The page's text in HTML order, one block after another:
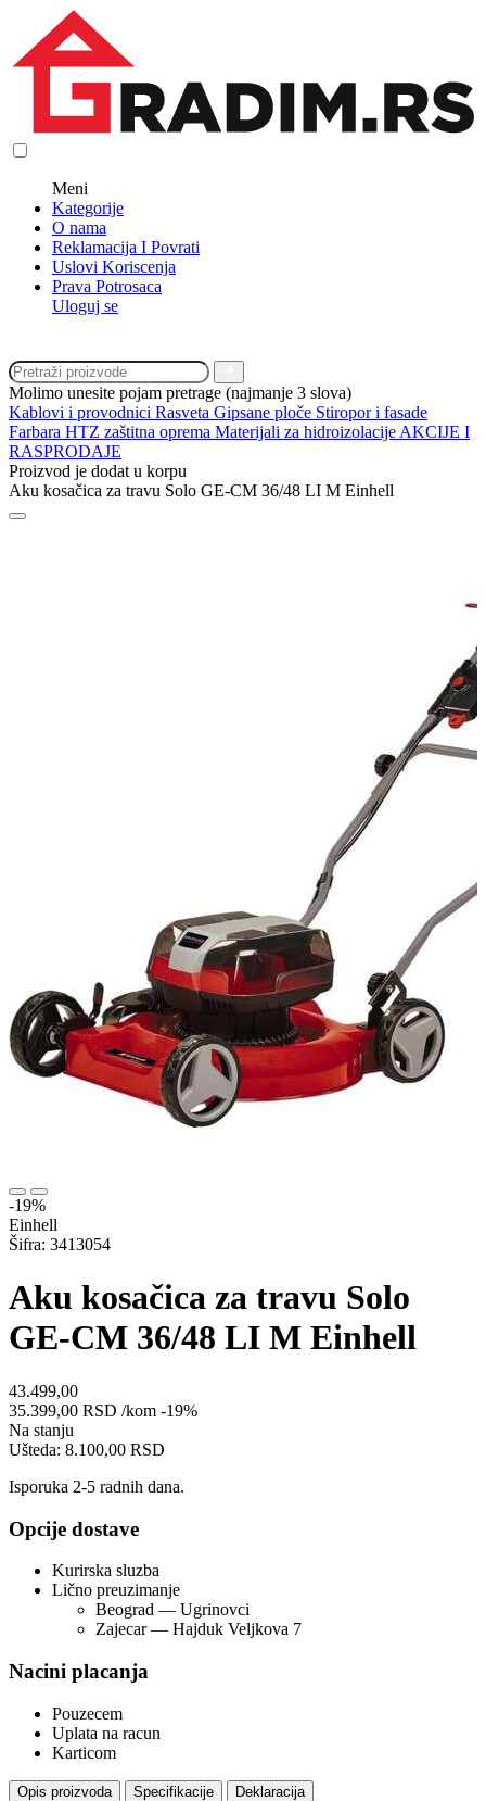
Meni
Kategorije
O nama
Reklamacija I Povrati
Uslovi Koriscenja
Prava Potrosaca
Uloguj se
Molimo unesite pojam pretrage (najmanje 3 slova)
Kablovi i provodnici Rasveta Gipsane ploče Stiropor i fasade
Farbara HTZ zaštitna oprema Materijali za hidroizolacije AKCIJE I
RASPRODAJE
Proizvod je dodat u korpu
Aku kosačica za travu Solo GE-CM 36/48 LI M Einhell
-19%
Einhell
Šifra: 3413054
Aku kosačica za travu Solo
GE-CM 36/48 LI M Einhell
43.499,00
35.399,00 RSD /kom -19%
Na stanju
Ušteda: 8.100,00 RSD
Isporuka 2-5 radnih dana.
Opcije dostave
Kurirska sluzba
Lično preuzimanje
Beograd — Ugrinovci
Zajecar — Hajduk Veljkova 7
Nacini placanja
Pouzecem
Uplata na racun
Karticom
Opis proizvoda Specifikacije Deklaracija